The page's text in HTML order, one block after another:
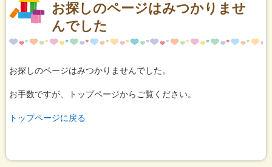
お探しのページはみつかりませ
んでした
お探しのページはみつかりませんでした。
お手数ですが、トップページからご覧ください。
トップページに戻る